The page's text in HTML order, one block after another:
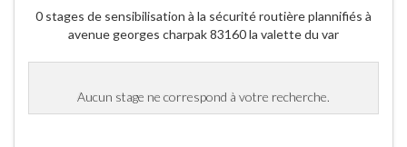
0 stages de sensibilisation à la sécurité routière plannifiés à
avenue georges charpak 83160 la valette du var
Aucun stage ne correspond à votre recherche.